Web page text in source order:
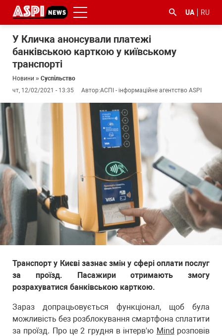
UA RU
У Кличка анонсували платежі
банківською карткою у київському
транспорті
Новини » Суспільство
чт, 12/02/2021 - 13:35
Автор:АСПІ - інформаційне агентство ASPI
Транспорт у Києві зазнає змін у сфері оплати послуг
за проїзд. Пасажири отримають змогу
розрахуватися банківською карткою.
Зараз допрацьовується функціонал, щоб була
можливість без розблокування смартфона сплатити
за проїзд. Про це 2 грудня в інтерв'ю Mind розповів
#ООС
#боротьба
#ДФС #Київ #коронавірус